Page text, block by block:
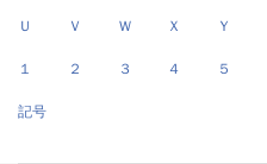
Ｕ Ｖ Ｗ Ｘ Ｙ
１ ２ ３ ４ ５
記号